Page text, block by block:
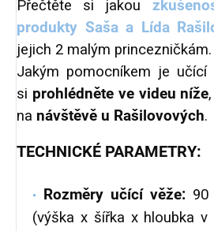
Přečtěte si jakou
produkty Saša a Lída
jejich 2 malým princezničkám.
Jakým pomocníkem je
si prohlédněte ve videu níže
na návštěvě u Rašilovových.
TECHNICKÉ PARAMETRY:
Rozměry učící věže:
(výška x šířka x hloubka v